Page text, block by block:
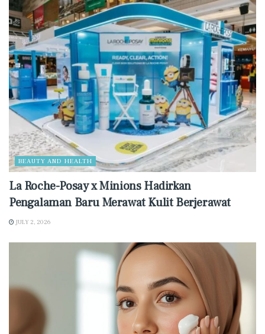
BEAUTY AND HEALTH
La Roche-Posay x Minions Hadirkan
Pengalaman Baru Merawat Kulit Berjerawat
JULY 2, 2026